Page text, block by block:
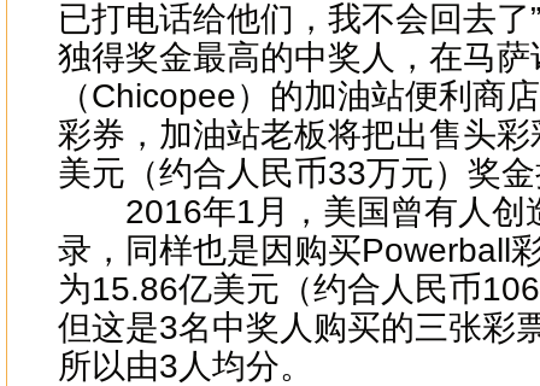
已打电话给他们，我不会回去了
独得奖金最高的中奖人，在马
（Chicopee）的加油站便利商
彩券，加油站老板将把出售头
美元（约合人民币33万元）奖
2016年1月，美国曾有人创
录，同样也是因购买Powerball
为15.86亿美元（约合人民币
但这是3名中奖人购买的三张彩
所以由3人均分。